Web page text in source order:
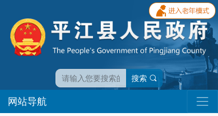
搜索
网站导航